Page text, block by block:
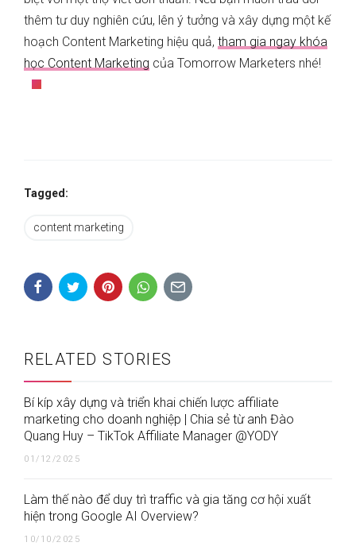
thêm tư duy nghiên cứu, lên ý tưởng và xây dựng một kế
hoạch Content Marketing hiệu quả, tham gia ngay khóa
học Content Marketing của Tomorrow Marketers nhé!
Tagged:
content marketing
RELATED STORIES
Bí kíp xây dựng và triển khai chiến lược affiliate
marketing cho doanh nghiệp | Chia sẻ từ anh Đào
Quang Huy – TikTok Affiliate Manager @YODY
01/12/2025
Làm thế nào để duy trì traffic và gia tăng cơ hội xuất
hiện trong Google AI Overview?
10/10/2025